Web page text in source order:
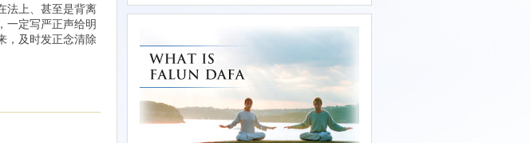
法上、甚至是背离
一定写严正声给明
，及时发正念清除